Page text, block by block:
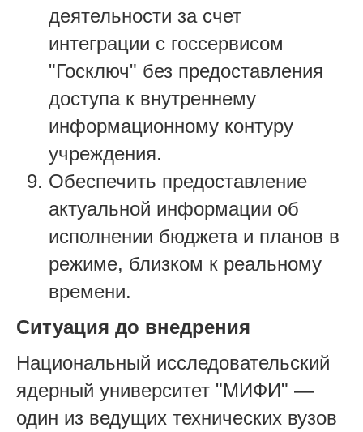
деятельности за счет
интеграции с госсервисом
"Госключ" без предоставления
доступа к внутреннему
информационному контуру
учреждения.
Обеспечить предоставление
актуальной информации об
исполнении бюджета и планов в
режиме, близком к реальному
времени.
Ситуация до внедрения
Национальный исследовательский
ядерный университет "МИФИ" —
один из ведущих технических вузов